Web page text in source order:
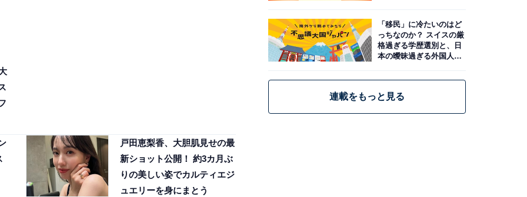
戸田恵梨香、大胆肌見せの最
新ショット公開！ 約3カ月ぶ
りの美しい姿でカルティエジ
ュエリーを身にまとう
「移民」に冷たいのはど
っちなのか？ スイスの厳
格過ぎる学歴選別と、日
本の曖昧過ぎる外国人政
連載をもっと見る